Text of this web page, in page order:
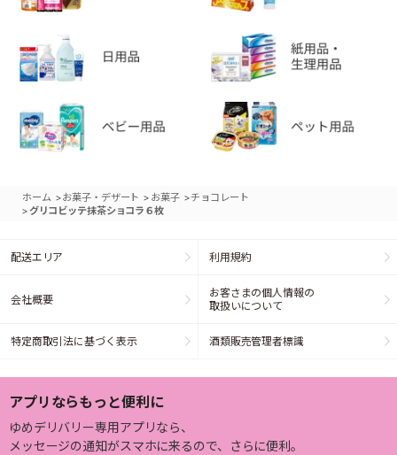
ホーム >お菓子・デザート > お菓子 >チョコレート
>グリコビッテ抹茶ショコラ６枚
配送エリア 利用規約
会社概要
お客さまの個人情報の
取扱いについて
特定商取引法に基づく表示 酒類販売管理者標識
アプリならもっと便利に
ゆめデリバリー専用アプリなら、
メッセージの通知がスマホに来るので、さらに便利。